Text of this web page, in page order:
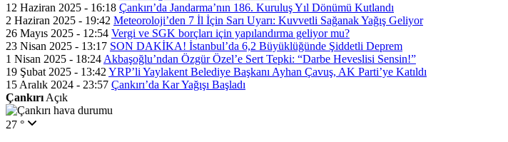
12 Haziran 2025 - 16:18 Çankırı’da Jandarma’nın 186. Kuruluş Yıl Dönümü Kutlandı
2 Haziran 2025 - 19:42 Meteoroloji’den 7 İl İçin Sarı Uyarı: Kuvvetli Sağanak Yağış Geliyor
26 Mayıs 2025 - 12:54 Vergi ve SGK borçları için yapılandırma geliyor mu?
23 Nisan 2025 - 13:17 SON DAKİKA! İstanbul’da 6,2 Büyüklüğünde Şiddetli Deprem
1 Nisan 2025 - 18:24 Akbaşoğlu’ndan Özgür Özel’e Sert Tepki: “Darbe Heveslisi Sensin!”
19 Şubat 2025 - 13:42 YRP’li Yaylakent Belediye Başkanı Ayhan Çavuş, AK Parti’ye Katıldı
15 Aralık 2024 - 23:57 Çankırı’da Kar Yağışı Başladı
Çankırı Açık
27 °